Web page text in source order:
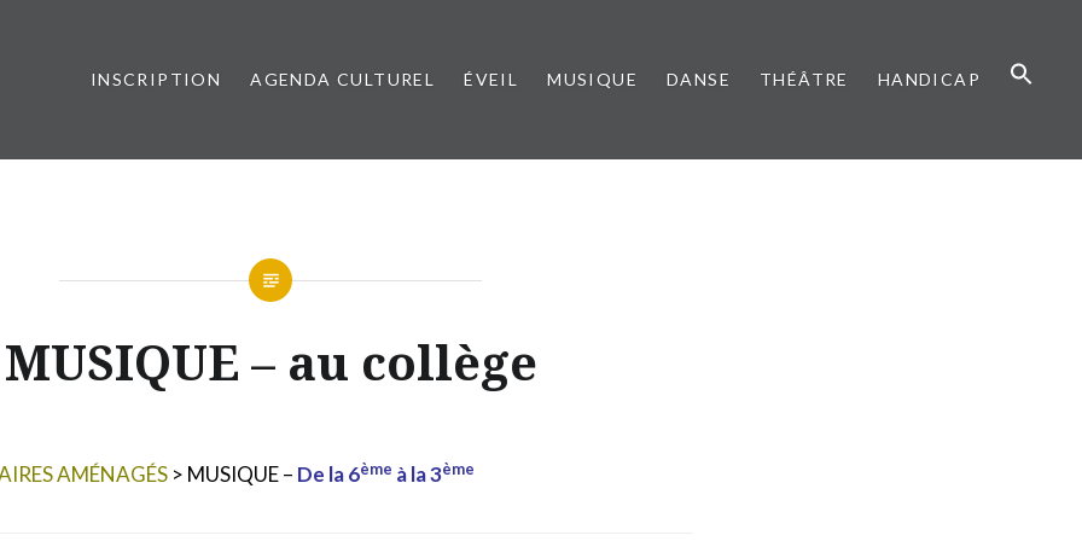
Métropole
INSCRIPTION AGENDA CULTUREL ÉVEIL MUSIQUE DANSE THÉÂTRE HANDICAP
MUSIQUE – au collège
AMÉNAGÉS > MUSIQUE – De la 6ème à la 3ème